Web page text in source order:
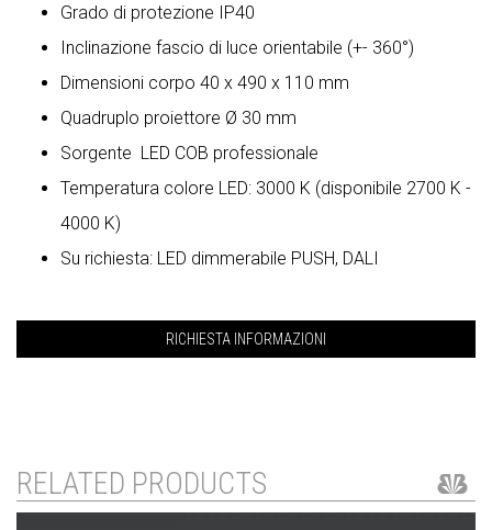
Grado di protezione IP40
Inclinazione fascio di luce orientabile (+- 360°)
Dimensioni corpo 40 x 490 x 110 mm
Quadruplo proiettore Ø 30 mm
Sorgente LED COB professionale
Temperatura colore LED: 3000 K (disponibile 2700 K -
4000 K)
Su richiesta: LED dimmerabile PUSH, DALI
RICHIESTA INFORMAZIONI
RELATED PRODUCTS